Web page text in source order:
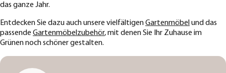
das ganze Jahr.
Entdecken Sie dazu auch unsere vielfältigenGartenmöbel und das
passende Gartenmöbelzubehör, mit denen Sie Ihr Zuhause im
Grünen noch schöner gestalten.